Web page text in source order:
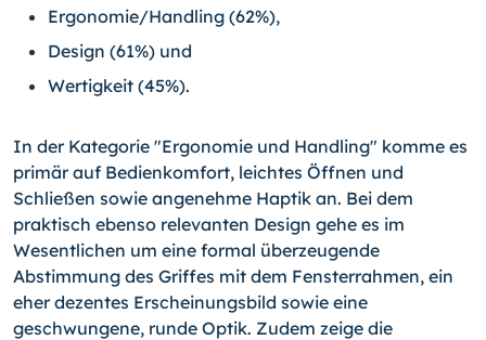
Ergonomie/Handling (62%),
Design (61%) und
Wertigkeit (45%).
In der Kategorie "Ergonomie und Handling" komme es
primär auf Bedienkomfort, leichtes Öffnen und
Schließen sowie angenehme Haptik an. Bei dem
praktisch ebenso relevanten Design gehe es im
Wesentlichen um eine formal überzeugende
Abstimmung des Griffes mit dem Fensterrahmen, ein
eher dezentes Erscheinungsbild sowie eine
geschwungene, runde Optik. Zudem zeige die